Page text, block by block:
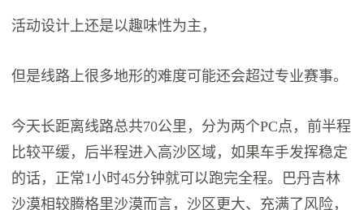
活动设计上还是以趣味性为主，
但是线路上很多地形的难度可能还会超过专业赛事。
今天长距离线路总共70公里，分为两个PC点，前半程
比较平缓，后半程进入高沙区域，如果车手发挥稳定
的话，正常1小时45分钟就可以跑完全程。巴丹吉林
沙漠相较腾格里沙漠而言，沙区更大、充满了风险，